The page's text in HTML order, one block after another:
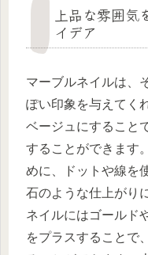
上品な雰囲気
イデア
マーブルネイルは、
ぽい印象を与えてく
ベージュにすること
することができます
めに、ドットや線を
石のような仕上がり
ネイルにはゴールド
をプラスすることで